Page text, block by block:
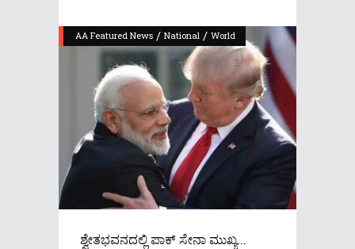
AA Featured News / National / World
ಶ್ವೇತಭವನದಲ್ಲಿ ಪಾಕ್ ಸೇನಾ ಮುಖ್ಯ...